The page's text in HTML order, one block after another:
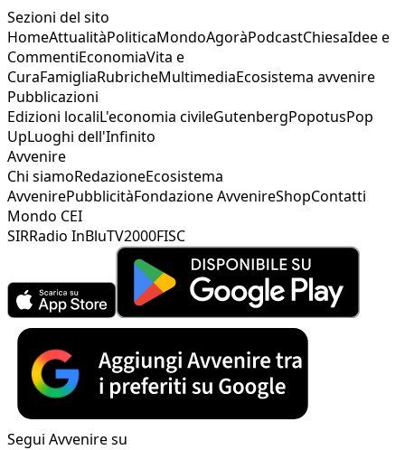
Sezioni del sito
HomeAttualitàPoliticaMondoAgoràPodcastChiesaIdee e
CommentiEconomiaVita e
CuraFamigliaRubricheMultimediaEcosistema avvenire
Pubblicazioni
Edizioni localiL'economia civileGutenbergPopotusPop
UpLuoghi dell'Infinito
Avvenire
Chi siamoRedazioneEcosistema
AvvenirePubblicitàFondazione AvvenireShopContatti
Mondo CEI
SIRRadio InBluTV2000FISC
Segui Avvenire su